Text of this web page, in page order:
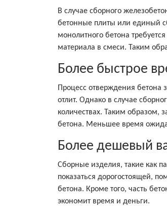
В случае сборного
бетонные плиты или единый
монолитного бетона
материала в смеси. Таким
Более быстрое
Процесс отверждения
отлит. Однако в случае
количествах. Таким образом,
бетона. Меньшее время
Более дешевый
Сборные изделия, такие как
показаться дорогостоящей,
бетона. Кроме того, часть
экономит время и деньги.